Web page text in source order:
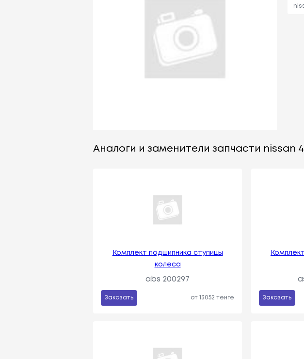
Аналоги и заменители запчасти nissan
Комплект подшипника ступицы
колеса
abs 200297
Заказать от 13052 тенге Заказать